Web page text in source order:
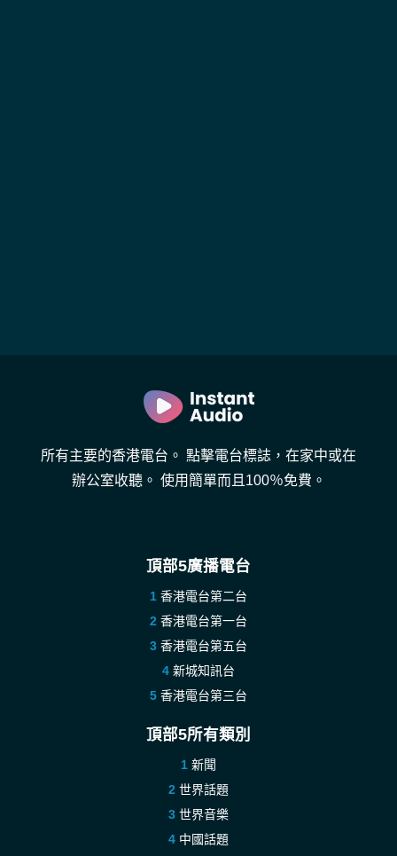
所有主要的香港電台。 點擊電台標誌，在家中或在
辦公室收聽。 使用簡單而且100％免費。
頂部5廣播電台
香港電台第二台
香港電台第一台
香港電台第五台
新城知訊台
香港電台第三台
頂部5所有類別
新聞
世界話題
世界音樂
中國話題